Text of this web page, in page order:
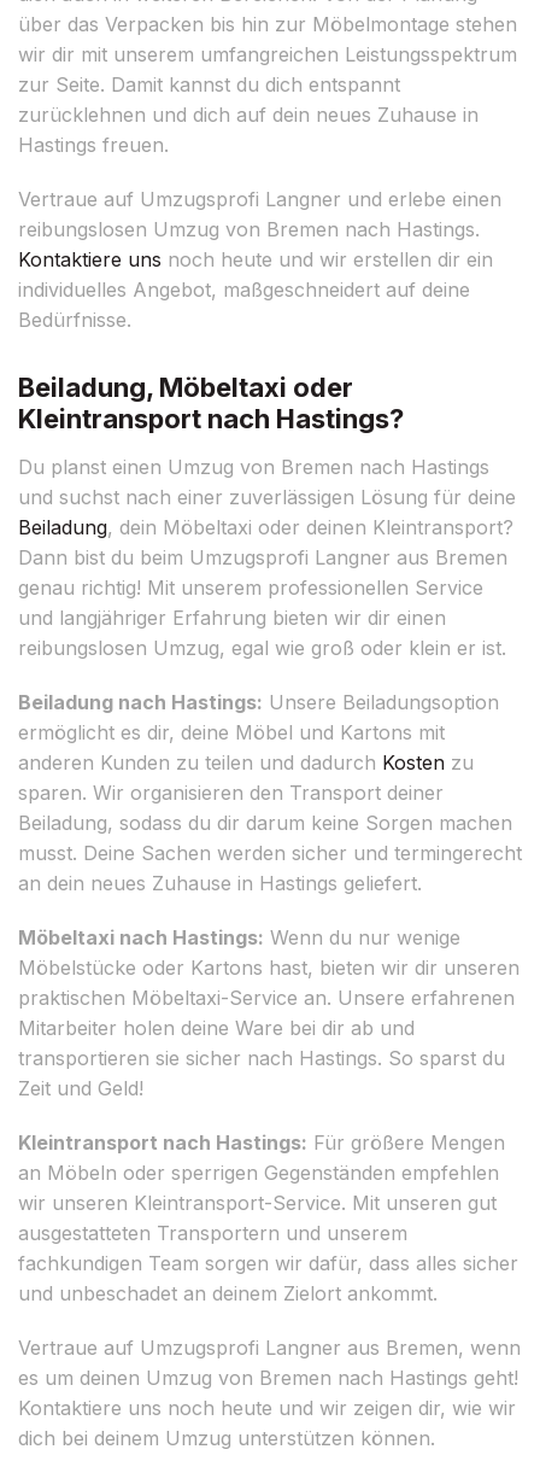
über das Verpacken bis hin zur Möbelmontage stehen
wir dir mit unserem umfangreichen Leistungsspektrum
zur Seite. Damit kannst du dich entspannt
zurücklehnen und dich auf dein neues Zuhause in
Hastings freuen.
Vertraue auf Umzugsprofi Langner und erlebe einen
reibungslosen Umzug von Bremen nach Hastings.
Kontaktiere uns noch heute und wir erstellen dir ein
individuelles Angebot, maßgeschneidert auf deine
Bedürfnisse.
Beiladung, Möbeltaxi oder
Kleintransport nach Hastings?
Du planst einen Umzug von Bremen nach Hastings
und suchst nach einer zuverlässigen Lösung für deine
Beiladung, dein Möbeltaxi oder deinen Kleintransport?
Dann bist du beim Umzugsprofi Langner aus Bremen
genau richtig! Mit unserem professionellen Service
und langjähriger Erfahrung bieten wir dir einen
reibungslosen Umzug, egal wie groß oder klein er ist.
Beiladung nach Hastings: Unsere Beiladungsoption
ermöglicht es dir, deine Möbel und Kartons mit
anderen Kunden zu teilen und dadurch Kosten zu
sparen. Wir organisieren den Transport deiner
Beiladung, sodass du dir darum keine Sorgen machen
musst. Deine Sachen werden sicher und termingerecht
an dein neues Zuhause in Hastings geliefert.
Möbeltaxi nach Hastings: Wenn du nur wenige
Möbelstücke oder Kartons hast, bieten wir dir unseren
praktischen Möbeltaxi-Service an. Unsere erfahrenen
Mitarbeiter holen deine Ware bei dir ab und
transportieren sie sicher nach Hastings. So sparst du
Zeit und Geld!
Kleintransport nach Hastings: Für größere Mengen
an Möbeln oder sperrigen Gegenständen empfehlen
wir unseren Kleintransport-Service. Mit unseren gut
ausgestatteten Transportern und unserem
fachkundigen Team sorgen wir dafür, dass alles sicher
und unbeschadet an deinem Zielort ankommt.
Vertraue auf Umzugsprofi Langner aus Bremen, wenn
es um deinen Umzug von Bremen nach Hastings geht!
Kontaktiere uns noch heute und wir zeigen dir, wie wir
dich bei deinem Umzug unterstützen können.